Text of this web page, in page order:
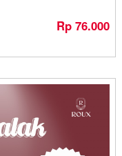
- Tulungagung
Rp 76.000